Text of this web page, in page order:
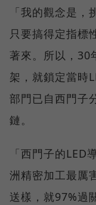
「我的觀念是，
只要搞得定指標
著來。所以，30
架，就鎖定當時
部門已自西門子
鏈。
「西門子的LED
洲精密加工最厲
送樣，就97%過